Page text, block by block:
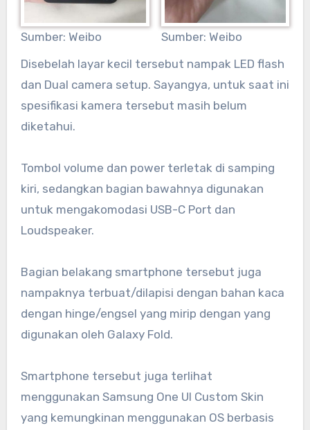
Sumber: Weibo
Sumber: Weibo
Disebelah layar kecil tersebut nampak LED flash
dan Dual camera setup. Sayangya, untuk saat ini
spesifikasi kamera tersebut masih belum
diketahui.
Tombol volume dan power terletak di samping
kiri, sedangkan bagian bawahnya digunakan
untuk mengakomodasi USB-C Port dan
Loudspeaker.
Bagian belakang smartphone tersebut juga
nampaknya terbuat/dilapisi dengan bahan kaca
dengan hinge/engsel yang mirip dengan yang
digunakan oleh Galaxy Fold.
Smartphone tersebut juga terlihat
menggunakan Samsung One UI Custom Skin
yang kemungkinan menggunakan OS berbasis